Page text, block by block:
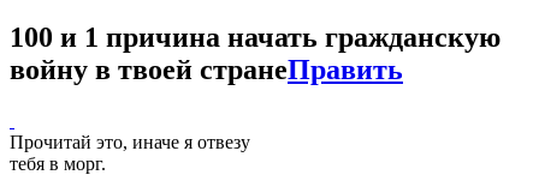
100 и 1 причина начать гражданскую
войну в твоей странеПравить
Прочитай это, иначе я отвезу
тебя в морг.